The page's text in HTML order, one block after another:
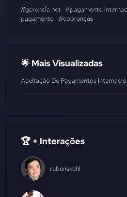
#gerencia net #pagamento
pagamento
#cobranças
🌟 Mais Visualizadas
Aceitação De Pagamentos
🏆 + Interações
rubenskuhl